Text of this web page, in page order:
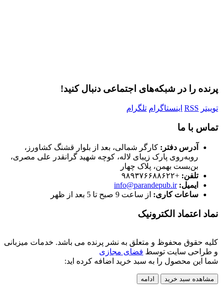
پرنده را در شبکه‌های اجتماعی دنبال کنید!
توییتر RSS اینستاگرام تلگرام
تماس با ما
آدرس دفتر: کارگر شمالی، بعد از بلوار قشنگ کشاورز،
روبه‌روی پارک زیبای لاله، کوچه شهید گرانقدر علی مصری،
بن‌بست بهمن، پلاک چهار
تلفن: +۹۸۹۳۷۶۶۸۸۶۲۲
ایمیل: info@parandepub.ir
ساعات کاری: از ساعت 9 صبح تا 5 بعد از ظهر
نماد اعتماد الکترونیک
کلیه حقوق محفوظ و متعلق به نشر پرنده می باشد. خدمات میزبانی
و طراحی سایت توسط فضای مجازی
شما این محصول را به سبد خرید اضافه کرده اید:
مشاهده سبد خرید ادامه